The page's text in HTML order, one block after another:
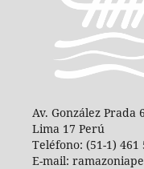
Av. González Prada
Lima 17 Perú
Teléfono: (51-1) 461
E-mail: